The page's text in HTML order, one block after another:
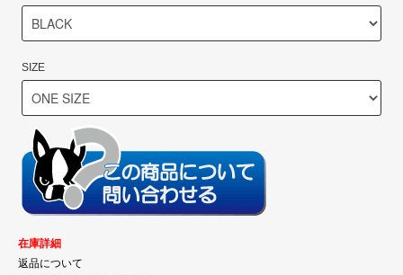
SIZE
在庫詳細
返品について